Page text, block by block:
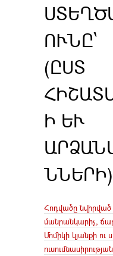
ՈՒՆԸ՝
(ԸՍՏ
Ի ԵՒ Ա
ՆԵՐԻ)
Հոդվածը նվիրված
մանրանկարիչ,
Մոմիկի կյանքի ու